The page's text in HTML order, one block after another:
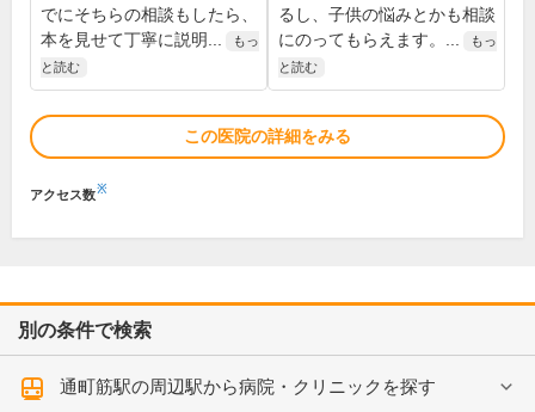
でにそちらの相談もしたら、
本を見せて丁寧に説明...
もっ
と読む
るし、子供の悩みとかも相談
にのってもらえます。...
もっ
と読む
この医院の詳細をみる
アクセス数※
別の条件で検索
通町筋駅の周辺駅から病院・クリニックを探す